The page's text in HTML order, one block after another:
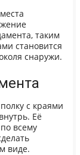
таким
становится
снаружи.
с краями
Её
всему
виде.